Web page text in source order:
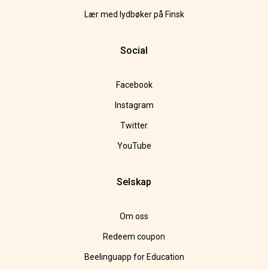
Lær med lydbøker på Finsk
Social
Facebook
Instagram
Twitter
YouTube
Selskap
Om oss
Redeem coupon
Beelinguapp for Education